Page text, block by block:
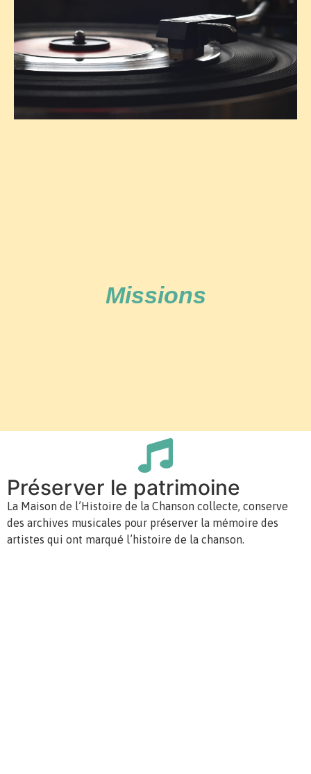
Missions
Préserver le patrimoine
La Maison de l’Histoire de la Chanson collecte, conserve
des archives musicales pour préserver la mémoire des
artistes qui ont marqué l’histoire de la chanson.